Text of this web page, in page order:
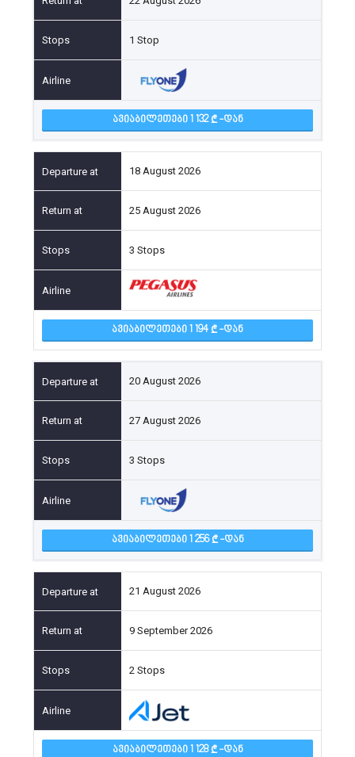
1 Stop
ᲐᲕᲘᲐᲑᲘᲚᲔᲗᲔᲑᲘ 1 132 -ᲓᲐᲜ
18 August 2026
25 August 2026
3 Stops
ᲐᲕᲘᲐᲑᲘᲚᲔᲗᲔᲑᲘ 1 194 -ᲓᲐᲜ
20 August 2026
27 August 2026
3 Stops
ᲐᲕᲘᲐᲑᲘᲚᲔᲗᲔᲑᲘ 1 256 -ᲓᲐᲜ
21 August 2026
9 September 2026
2 Stops
ᲐᲕᲘᲐᲑᲘᲚᲔᲗᲔᲑᲘ 1 128 -ᲓᲐᲜ